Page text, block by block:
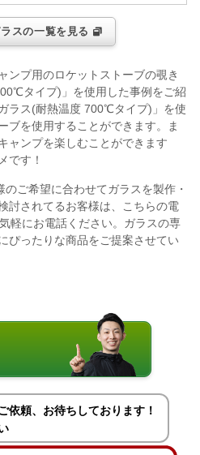
スの一覧を見る
ンプ用のロケットストーブの覗き
タイプ)」を使用した事例をご紹
ラス(耐熱温度 700℃タイプ)」を使
ブを使用することができます。ま
ャンプを楽しむことができます
です！
ご希望に合わせてガラスを製作・
討されてるお客様は、こちらの電
軽にお電話ください。ガラスの専
ぴったりな商品をご提案させてい
依頼、お待ちしております！